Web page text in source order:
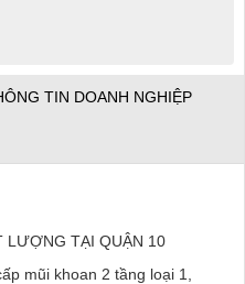
TIN DOANH NGHIỆP
LƯỢNG TẠI QUẬN 10
mũi khoan 2 tầng loại 1,